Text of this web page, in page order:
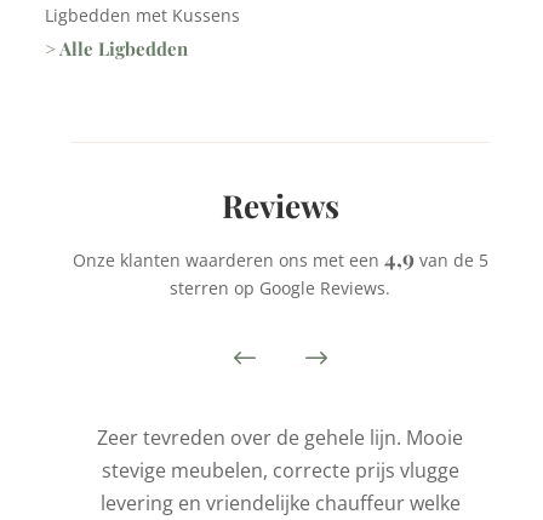
Ligbedden met Kussens
> Alle Ligbedden
Reviews
Onze klanten waarderen ons met een 4,9van de 5
sterren op Google Reviews.
Zeer tevreden over de gehele lijn. Mooie
stevige meubelen, correcte prijs vlugge
levering en vriendelijke chauffeur welke